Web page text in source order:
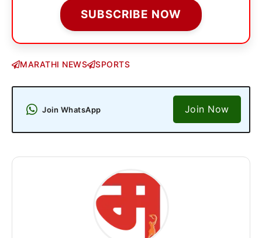
SUBSCRIBE NOW
MARATHI NEWS SPORTS
Join WhatsApp Join Now